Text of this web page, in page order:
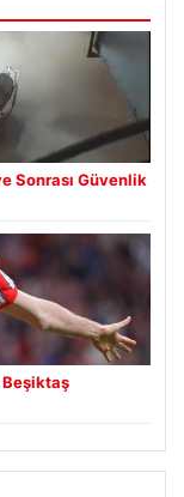
Sonrası Güvenlik
Beşiktaş